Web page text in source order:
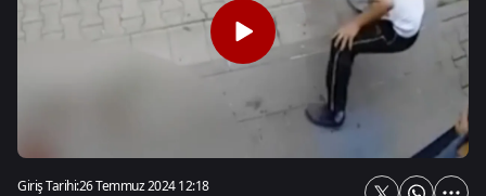
Giriş Tarihi:26 Temmuz 2024 12:18